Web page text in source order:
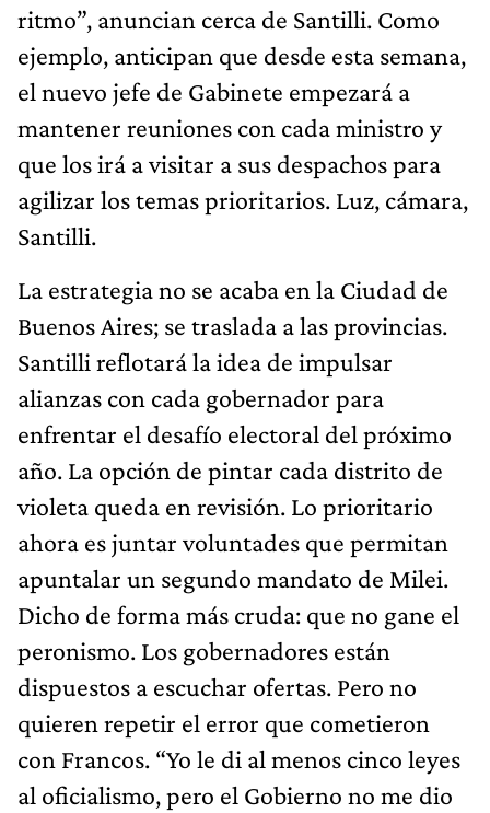
ritmo”, anuncian cerca de Santilli. Como
ejemplo, anticipan que desde esta semana,
el nuevo jefe de Gabinete empezará a
mantener reuniones con cada ministro y
que los irá a visitar a sus despachos para
agilizar los temas prioritarios. Luz, cámara,
Santilli.
La estrategia no se acaba en la Ciudad de
Buenos Aires; se traslada a las provincias.
Santilli reflotará la idea de impulsar
alianzas con cada gobernador para
enfrentar el desafío electoral del próximo
año. La opción de pintar cada distrito de
violeta queda en revisión. Lo prioritario
ahora es juntar voluntades que permitan
apuntalar un segundo mandato de Milei.
Dicho de forma más cruda: que no gane el
peronismo. Los gobernadores están
dispuestos a escuchar ofertas. Pero no
quieren repetir el error que cometieron
con Francos. “Yo le di al menos cinco leyes
al oficialismo, pero el Gobierno no me dio